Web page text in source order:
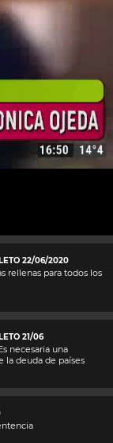
22/06/2020
rellenas para todos los
21/06
necesaria una
la deuda de países